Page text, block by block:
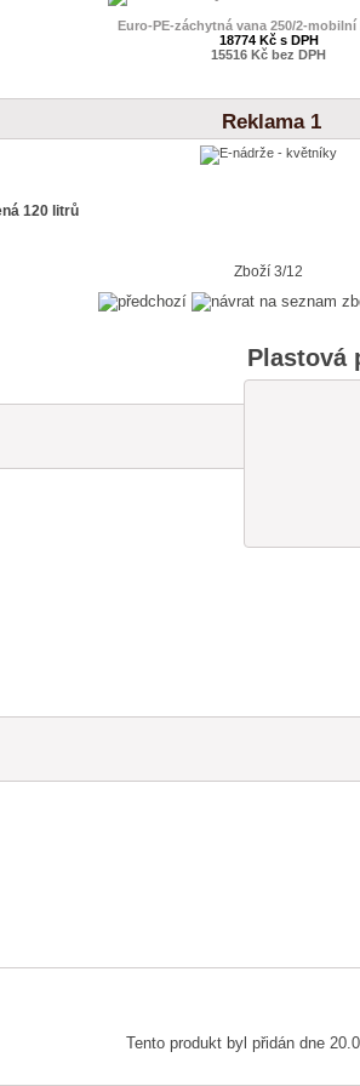
Euro-PE-záchytná vana 250/2-
18774 Kč s DPH
15516 Kč bez DPH
Reklama 1
120 litrů
Zboží 3/12
Plastová
Tento produkt byl přidán dne